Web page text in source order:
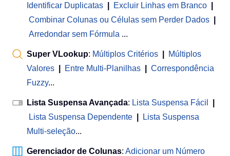
Identificar Duplicatas
Excluir Linhas em Branco
Combinar Colunas ou Células sem Perder Dados
Arredondar sem Fórmula ...
Super VLookup: Múltiplos Critérios
Múltiplos
Valores
Entre Multi-Planilhas
Correspondência
Fuzzy...
Lista Suspensa Avançada: Lista Suspensa Fácil
Lista Suspensa Dependente
Lista Suspensa
Multi-seleção...
Gerenciador de Colunas: Adicionar um Número